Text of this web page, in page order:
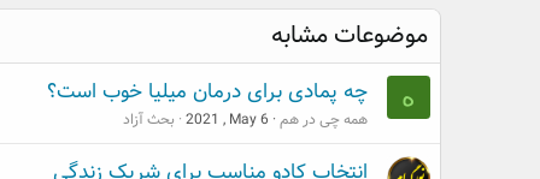
موضوعات مشابه
ه چه پمادی برای درمان میلیا خوب است؟
همه چی در هم 2021 , May 6 بحث آزاد
انتخاب کادو مناسب برای شریک زندگی